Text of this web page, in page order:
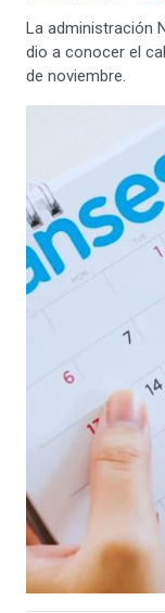
La administración
dio a conocer el
de noviembre.